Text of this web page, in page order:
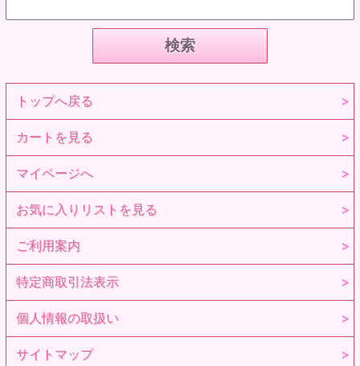
トップへ戻る
カートを見る
マイページへ
お気に入りリストを見る
ご利用案内
特定商取引法表示
個人情報の取扱い
サイトマップ